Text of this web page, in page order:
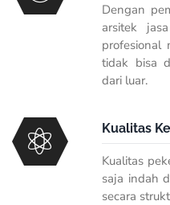
Dengan
arsitek
profesional
tidak bisa
dari luar.
Kualitas
Kualitas
saja indah
secara